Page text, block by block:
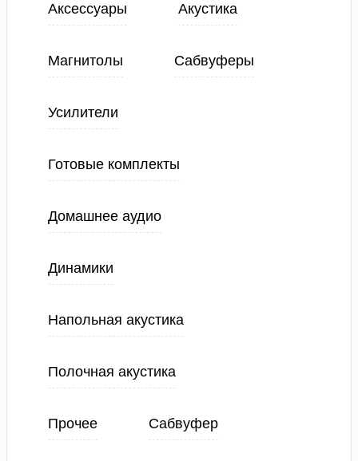
Аксессуары Акустика
Магнитолы Сабвуферы
Усилители
Готовые комплекты
Домашнее аудио
Динамики
Напольная акустика
Полочная акустика
Прочее Сабвуфер